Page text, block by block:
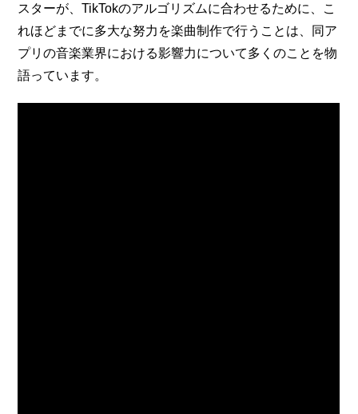
スターが、TikTokのアルゴリズムに合わせるために、こ
れほどまでに多大な努力を楽曲制作で行うことは、同ア
プリの音楽業界における影響力について多くのことを物
語っています。